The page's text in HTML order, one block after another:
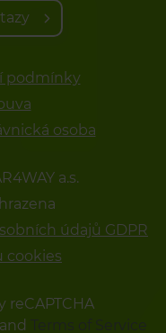
podmínky
osoba
a.s.
údajů GDPR
cookies
reCAPTCHA
and Terms of Service